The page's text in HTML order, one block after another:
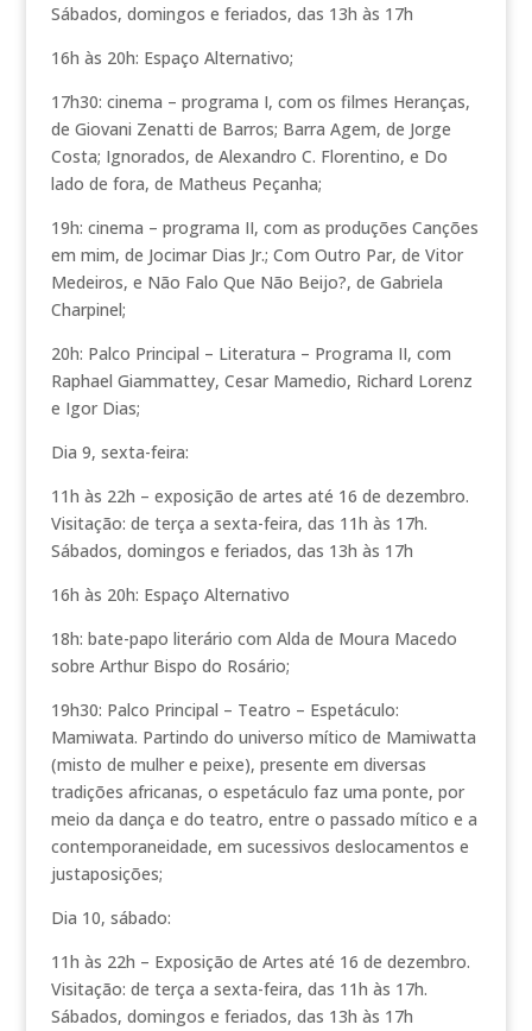
Sábados, domingos e feriados, das 13h às 17h
16h às 20h: Espaço Alternativo;
17h30: cinema – programa I, com os filmes Heranças,
de Giovani Zenatti de Barros; Barra Agem, de Jorge
Costa; Ignorados, de Alexandro C. Florentino, e Do
lado de fora, de Matheus Peçanha;
19h: cinema – programa II, com as produções Canções
em mim, de Jocimar Dias Jr.; Com Outro Par, de Vitor
Medeiros, e Não Falo Que Não Beijo?, de Gabriela
Charpinel;
20h: Palco Principal – Literatura – Programa II, com
Raphael Giammattey, Cesar Mamedio, Richard Lorenz
e Igor Dias;
Dia 9, sexta-feira:
11h às 22h – exposição de artes até 16 de dezembro.
Visitação: de terça a sexta-feira, das 11h às 17h.
Sábados, domingos e feriados, das 13h às 17h
16h às 20h: Espaço Alternativo
18h: bate-papo literário com Alda de Moura Macedo
sobre Arthur Bispo do Rosário;
19h30: Palco Principal – Teatro – Espetáculo:
Mamiwata. Partindo do universo mítico de Mamiwatta
(misto de mulher e peixe), presente em diversas
tradições africanas, o espetáculo faz uma ponte, por
meio da dança e do teatro, entre o passado mítico e a
contemporaneidade, em sucessivos deslocamentos e
justaposições;
Dia 10, sábado:
11h às 22h – Exposição de Artes até 16 de dezembro.
Visitação: de terça a sexta-feira, das 11h às 17h.
Sábados, domingos e feriados, das 13h às 17h